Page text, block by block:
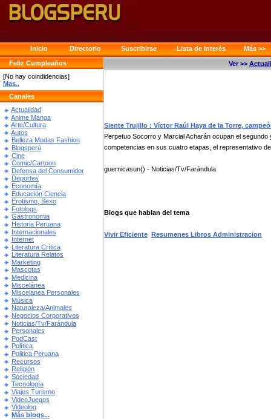
Inicio Directorio Suscribirse Lista de Interés
Más >>
Feliz Cumpleaños
[No hay coindidencias]
Mas..
Canales
Actualidad
Anime Manga
Arte/Cultura
Autos
Belleza Modas Fashion
Blogsperú
Cine
Comic/Cartoon
Defensa del Consumidor
Deportes
Economía
Educación Ciencia
Erotismo, Sexo
Fotologs
Gastronomia
Historia Peruana
Internacionales
Internet
Literatura Crítica
Literatura Relatos
Marketing
Mascotas
Medicina
Miscelánea
Miscelanea Personales
Música
Naturaleza/Animales
Negocios Corporativos
Noticias/Tv/Farándula
Personales
PodCast
Política
Politica Peruana
Recursos
Religión
Sociedad
Tecnología
Viajes Turismo
VideoJuegos
Videolog
Más blogs...
Ver >>
Siente Trujillo : Víctor Raúl Haya de la Torre,
Perpetuo Socorro y Marcial Acharán ocupan el
competencias en sus cuatro etapas, el representativo
guernicasun() - Noticias/Tv/Farándula
Blogs que hablan del tema
Vivir Eficiente Resumenes Libros Administracion